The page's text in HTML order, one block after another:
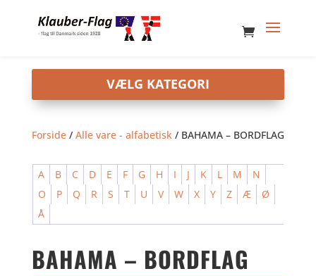
Forside/ Alle vare - alfabetisk/ BAHAMA – BORDFLAG
A B C D E F G H I J K L M
N
O
P Q R S T U V W X Y Z Æ
Ø
Å
BAHAMA – BORDFLAG